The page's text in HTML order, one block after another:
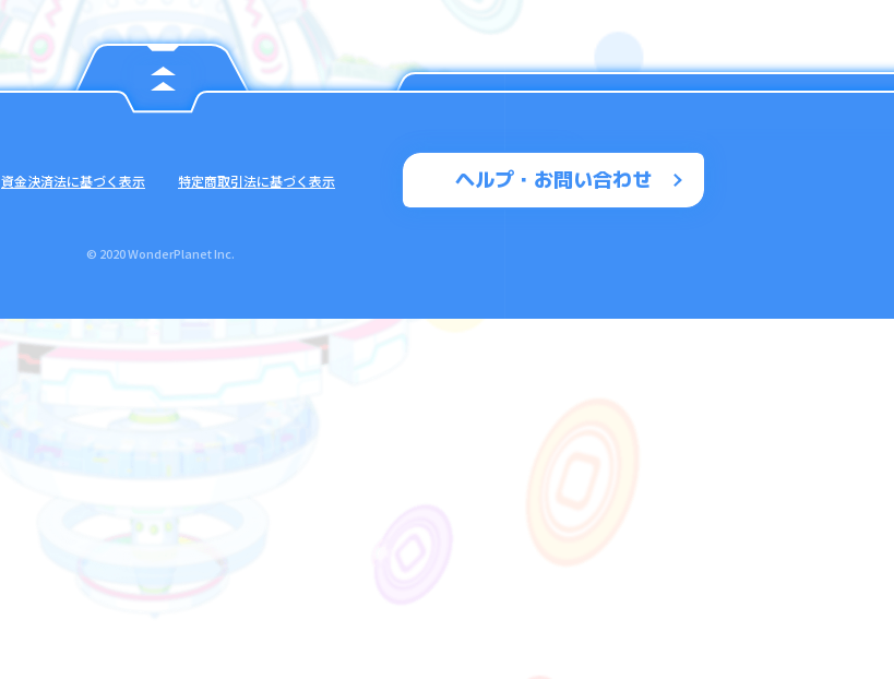
ヘルプ・お問い合わせ
資金決済法に基づく表示 特定商取引法に基づく表示
© 2020 WonderPlanet Inc.